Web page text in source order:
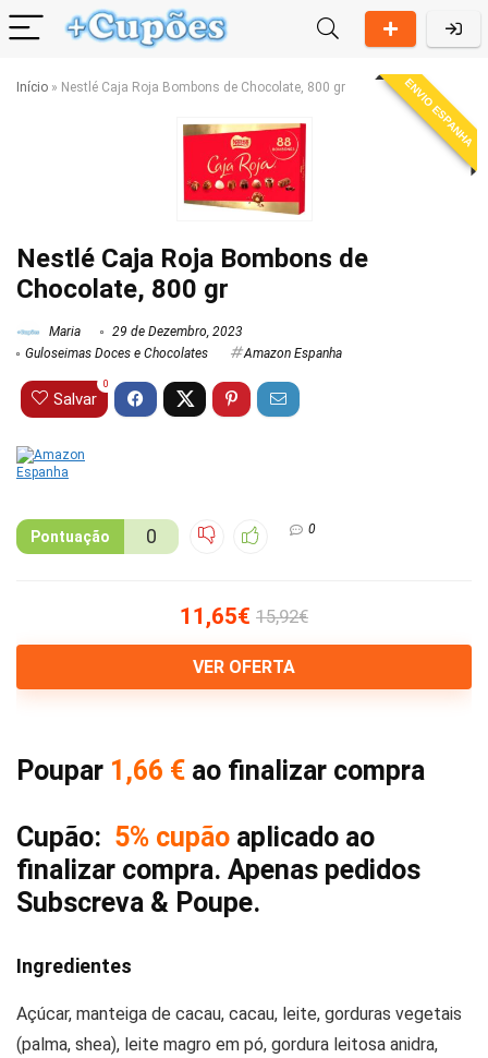
Início » Nestlé Caja Roja Bombons de Chocolate, 800 gr ENVIO ESPANHA
Nestlé Caja Roja Bombons de
Chocolate, 800 gr
Maria
29 de Dezembro, 2023
Guloseimas Doces e Chocolates
Amazon Espanha
Salvar
0
Pontuação 0 0
11,65€ 15,92€
VER OFERTA
Poupar 1,66 € ao finalizar compra
Cupão: 5% cupão aplicado ao
finalizar compra. Apenas pedidos
Subscreva & Poupe.
Ingredientes
Açúcar, manteiga de cacau, cacau, leite, gorduras vegetais
(palma, shea), leite magro em pó, gordura leitosa anidra,